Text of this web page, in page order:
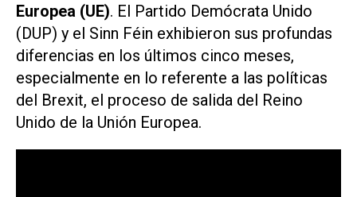
Europea (UE). El Partido Demócrata Unido
(DUP) y el Sinn Féin exhibieron sus profundas
diferencias en los últimos cinco meses,
especialmente en lo referente a las políticas
del Brexit, el proceso de salida del Reino
Unido de la Unión Europea.